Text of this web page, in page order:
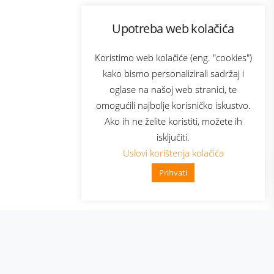
Upotreba web kolačića
Koristimo web kolačiće (eng. "cookies")
kako bismo personalizirali sadržaj i
oglase na našoj web stranici, te
omogućili najbolje korisničko iskustvo.
Ako ih ne želite koristiti, možete ih
isključiti.
Uslovi korištenja kolačića
Prihvati
👋 Zdravo, kako mogu pomoći?
Bonus plus
Prijava za newsletter